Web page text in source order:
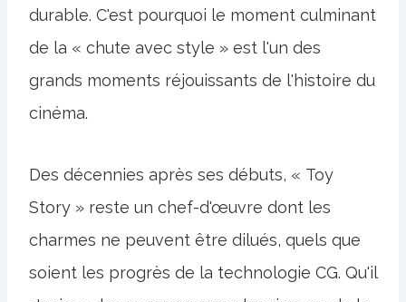
durable. C'est pourquoi le moment culminant
de la « chute avec style » est l'un des
grands moments réjouissants de l'histoire du
cinéma.
Des décennies après ses débuts, « Toy
Story » reste un chef-d'œuvre dont les
charmes ne peuvent être dilués, quels que
soient les progrès de la technologie CG. Qu'il